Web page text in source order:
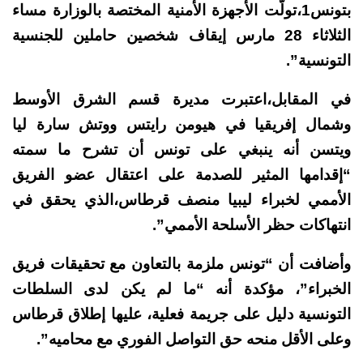
بتونس1،تولّت الأجهزة الأمنية المختصة بالوزارة مساء
الثلاثاء 28 مارس إيقاف شخصين حاملين للجنسية
التونسية”.
في المقابل،اعتبرت مديرة قسم الشرق الأوسط
وشمال إفريقيا في هيومن رايتس ووتش سارة ليا
ويتسن أنه ينبغي على تونس أن تشرح ما سمته
“إقدامها المثير للصدمة على اعتقال عضو الفريق
الأممي لخبراء ليبيا منصف قرطاس،الذي يحقق في
انتهاكات حظر الأسلحة الأممي”.
وأضافت أن “تونس ملزمة بالتعاون مع تحقيقات فريق
الخبراء”، مؤكدة أنه “ما لم يكن لدى السلطات
التونسية دليل على جريمة فعلية، عليها إطلاق قرطاس
وعلى الأقل منحه حق التواصل الفوري مع محاميه”.